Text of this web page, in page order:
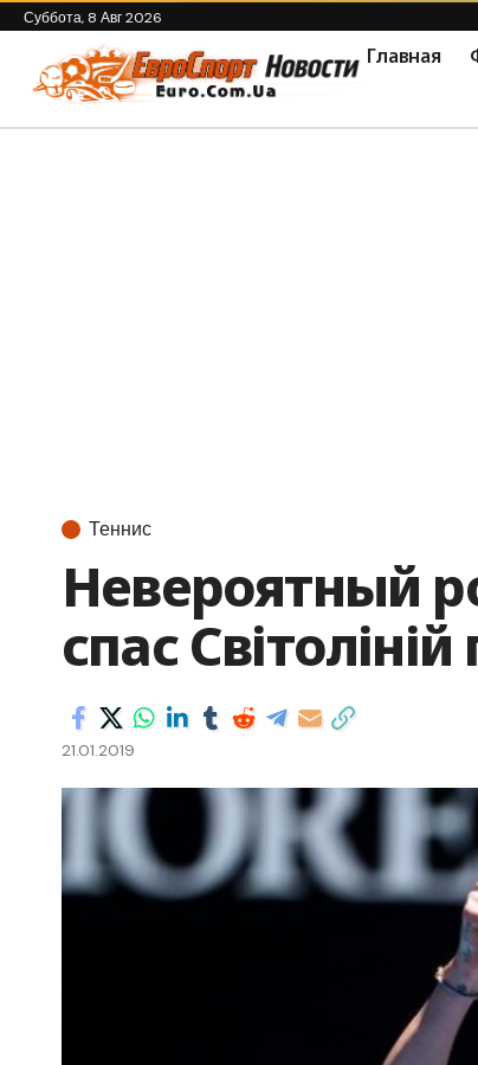
Суббота, 8 Авг 2026
Главная
Теннис
Невероятный
спас
21.01.2019